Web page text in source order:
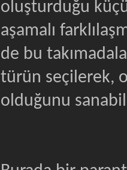
oluşturduğu
aşamalı
de bu
türün seçilerek,
olduğunu